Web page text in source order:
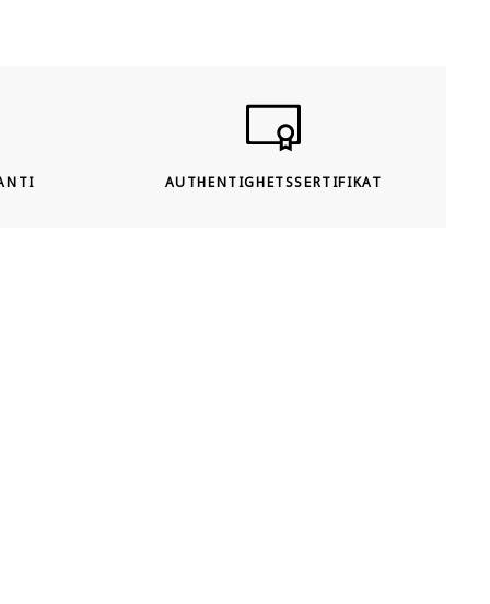
AUTHENTIGHETSSERTIFIKAT